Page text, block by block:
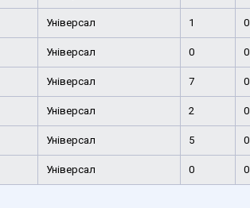
Універсал 1 0
Універсал 0 0
Універсал 7 0
Універсал 2 0
Універсал 5 0
Універсал 0 0